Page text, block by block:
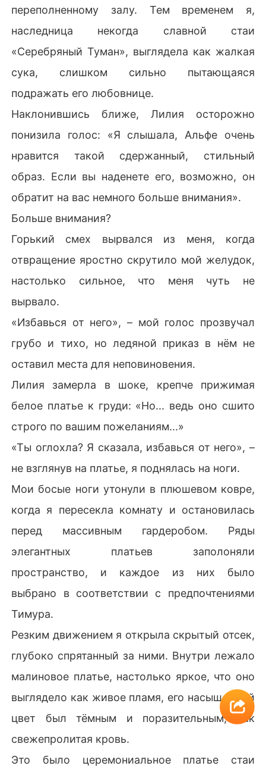
переполненному залу. Тем временем я,
наследница некогда славной стаи
«Серебряный Туман», выглядела как жалкая
сука, слишком сильно пытающаяся
подражать его любовнице.
Наклонившись ближе, Лилия осторожно
понизила голос: «Я слышала, Альфе очень
нравится такой сдержанный, стильный
образ. Если вы наденете его, возможно, он
обратит на вас немного больше внимания».
Больше внимания?
Горький смех вырвался из меня, когда
отвращение яростно скрутило мой желудок,
настолько сильное, что меня чуть не
вырвало.
«Избавься от него», – мой голос прозвучал
грубо и тихо, но ледяной приказ в нём не
оставил места для неповиновения.
Лилия замерла в шоке, крепче прижимая
белое платье к груди: «Но... ведь оно сшито
строго по вашим пожеланиям...»
«Ты оглохла? Я сказала, избавься от него», –
не взглянув на платье, я поднялась на ноги.
Мои босые ноги утонули в плюшевом ковре,
когда я пересекла комнату и остановилась
перед массивным гардеробом. Ряды
элегантных платьев заполоняли
пространство, и каждое из них было
выбрано в соответствии с предпочтениями
Тимура.
Резким движением я открыла скрытый отсек,
глубоко спрятанный за ними. Внутри лежало
малиновое платье, настолько яркое, что оно
выглядело как живое пламя, его насыщенный
цвет был тёмным и поразительным, как
свежепролитая кровь.
Это было церемониальное платье стаи